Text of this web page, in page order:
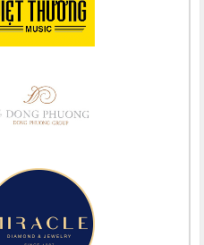
Thị Nguyệt (Khao) 15/08
Nguyễn Song Vân 15/08
Thị Thanh Xuân 15/08
Hoài Trang 15/08
Thị Thu 15/08